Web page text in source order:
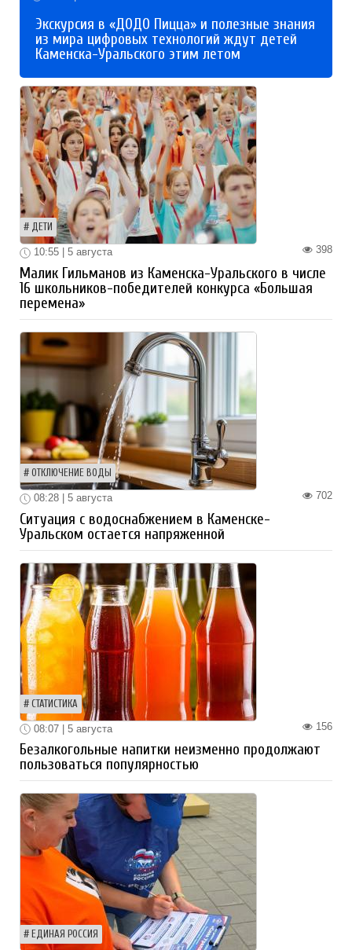
Экскурсия в «ДОДО Пицца» и полезные знания
из мира цифровых технологий ждут детей
Каменска-Уральского этим летом
ДЕТИ
398
10:55 | 5 августа
Малик Гильманов из Каменска-Уральского в числе
16 школьников-победителей конкурса «Большая
перемена»
ОТКЛЮЧЕНИЕ ВОДЫ
702
08:28 | 5 августа
Ситуация с водоснабжением в Каменске-
Уральском остается напряженной
СТАТИСТИКА
156
08:07 | 5 августа
Безалкогольные напитки неизменно продолжают
пользоваться популярностью
ЕДИНАЯ РОССИЯ